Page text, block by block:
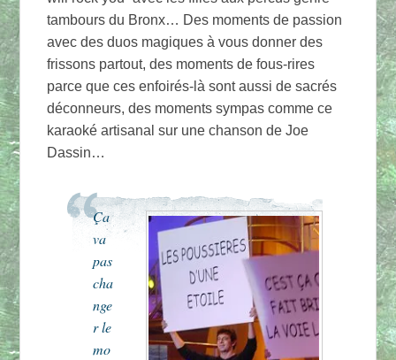
tambours du Bronx… Des moments de passion
avec des duos magiques à vous donner des
frissons partout, des moments de fous-rires
parce que ces enfoirés-là sont aussi de sacrés
déconneurs, des moments sympas comme ce
karaoké artisanal sur une chanson de Joe
Dassin…
Ça
va
pas
cha
nge
r le
mo